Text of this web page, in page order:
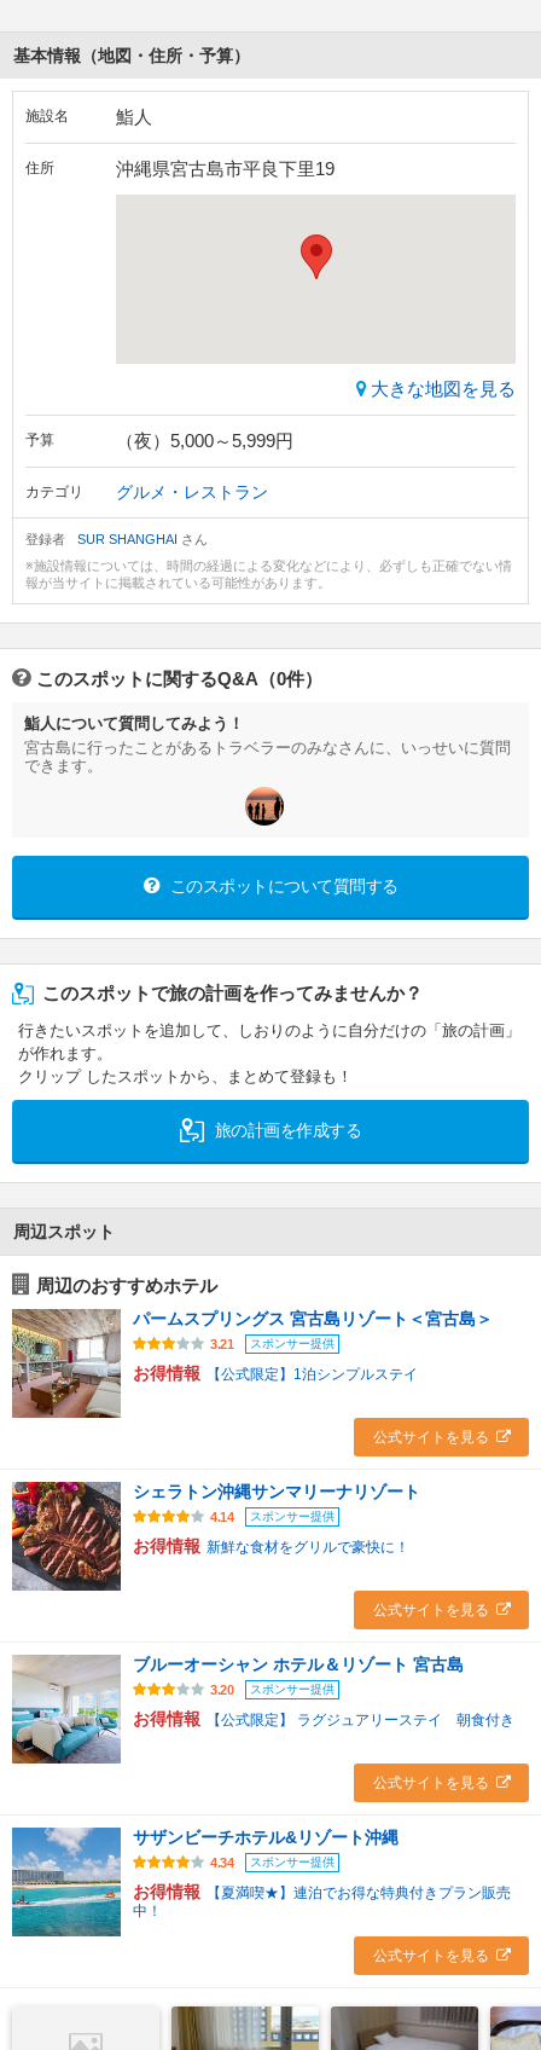
基本情報（地図・住所・予算）
施設名 鮨人
住所 沖縄県宮古島市平良下里19
大きな地図を見る
予算 （夜）5,000～5,999円
カテゴリ グルメ・レストラン
登録者 SUR SHANGHAI さん
※施設情報については、時間の経過による変化などにより、必ずしも正確でない情
報が当サイトに掲載されている可能性があります。
このスポットに関するQ&A（0件）
鮨人について質問してみよう！
宮古島に行ったことがあるトラベラーのみなさんに、いっせいに質問
できます。
このスポットについて質問する
このスポットで旅の計画を作ってみませんか？
行きたいスポットを追加して、しおりのように自分だけの「旅の計画」
が作れます。
クリップ したスポットから、まとめて登録も！
旅の計画を作成する
周辺スポット
周辺のおすすめホテル
パームスプリングス 宮古島リゾート＜宮古島＞
3.21 スポンサー提供
お得情報 【公式限定】1泊シンプルステイ
公式サイトを見る
シェラトン沖縄サンマリーナリゾート
4.14 スポンサー提供
お得情報 新鮮な食材をグリルで豪快に！
公式サイトを見る
ブルーオーシャン ホテル＆リゾート 宮古島
3.20 スポンサー提供
お得情報 【公式限定】 ラグジュアリーステイ 朝食付き
公式サイトを見る
サザンビーチホテル&リゾート沖縄
4.34 スポンサー提供
お得情報
【夏満喫★】連泊でお得な特典付きプラン販売
中！
公式サイトを見る